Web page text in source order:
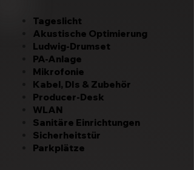
Tageslicht
Akustische Optimierung
Ludwig-Drumset
PA-Anlage
Mikrofonie
Kabel, DIs & Zubehör
Producer-Desk
WLAN
Sanitäre Einrichtungen
Sicherheitstür
Parkplätze